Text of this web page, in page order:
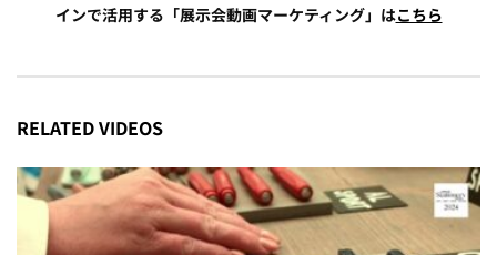
インで活用する「展示会動画マーケティング」はこちら
RELATED VIDEOS